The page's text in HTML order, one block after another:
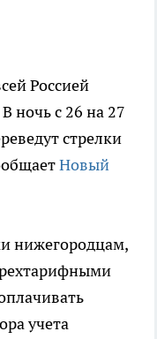
Россией
ночь с 26 на 27
стрелки
Новый
нижегородцам,
учета